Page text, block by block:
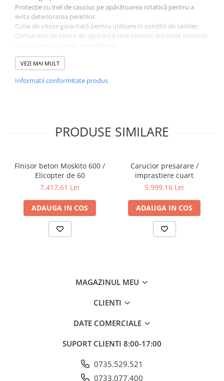
Protecție cu inel de cauciuc pe apărătoarea rotativă pentru a
evita deteriorarea peretilor.
Cutie de viteze garantată pentru utilizare in conditii de santier.
Comutator de oprire de siguranță care oprește automat motorul
Mâner pliabil standard și cârlig de ridicare pentru depozitare și
transport facil.
Lame de finisare mm 452 x 155
Kohler Lombardini CH395 benzină Putere kw (CP) 6 (13)
Pornire Recul
Consum de combustibil l/h 2,4 3,1
„Dimensiuni L x l x H mm” 1220 x 1220 x 1300
Greutate Kg 119 121
VEZI MAI MULT
Informatii conformitate produs
PRODUSE SIMILARE
Finisor beton Moskito 600 /
Elicopter de 60
7.417,61 Lei
ADAUGA IN COS
Carucior presarare /
imprastiere cuart
5.999,16 Lei
ADAUGA IN COS
MAGAZINUL MEU
CLIENTI
DATE COMERCIALE
SUPORT CLIENTI 8:00-17:00
0735.529.521
0733.077.400